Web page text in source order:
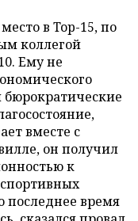
в Top-15, по
коллегой
Ему не
бюрократические
вместе с
он получил
к
время